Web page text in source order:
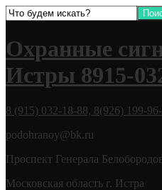
Охранные
Истры 8915-
8 (915) 032-18-88, 8(926) 199-
podohranoy@bk.ru
Проспект Генерала
Московская область г. Истра